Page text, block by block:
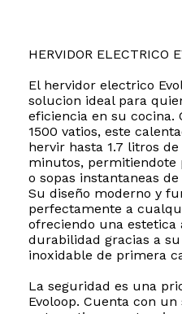
HERVIDOR ELECTRICO
El hervidor electrico
solucion ideal para
eficiencia en su cocina.
1500 vatios, este
hervir hasta 1.7 litros
minutos, permitiendote
o sopas instantaneas
Su diseño moderno y
perfectamente a
ofreciendo una estetica
durabilidad gracias a
inoxidable de primera
La seguridad es una
Evoloop. Cuenta con